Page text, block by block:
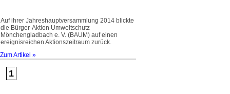
Auf ihrer Jahreshauptversammlung 2014 blickte
die Bürger-Aktion Umweltschutz
Mönchengladbach e. V. (BAUM) auf einen
ereignisreichen Aktionszeitraum zurück.
Zum Artikel »
1